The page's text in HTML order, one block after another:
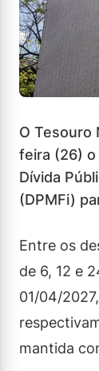
O Tesouro
feira (26) o
Dívida
(DPMFi)
Entre os
de 6, 12 e
01/04/
mantida